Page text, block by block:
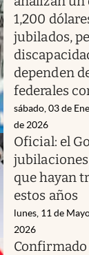
1,200
jubilados,
dependen
federales
sábado, 03 de
de 2026
Oficial: el
que hayan
estos años
lunes, 11 de
2026
Confirmado